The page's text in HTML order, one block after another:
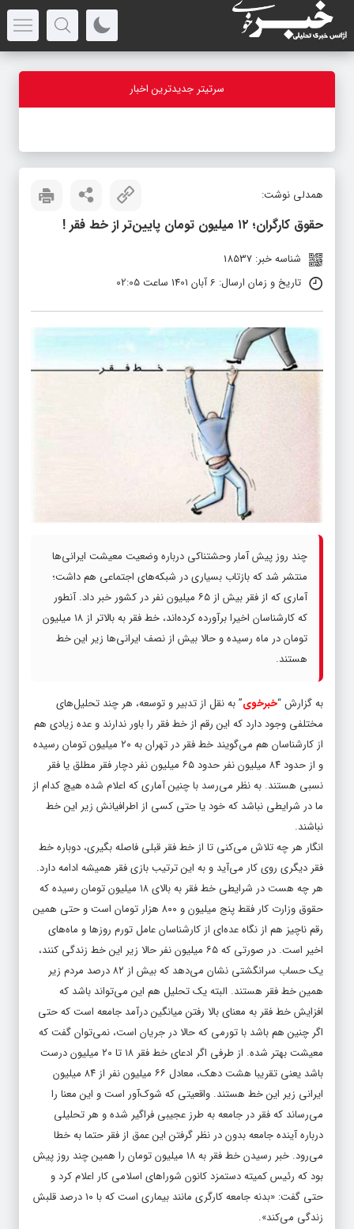
سرتیتر جدیدترین اخبار
همدلی نوشت:
حقوق کارگران؛ ۱۲ میلیون تومان پایین‌تر از خط فقر !
شناسه خبر: 18537
تاریخ و زمان ارسال: 6 آبان 1401 ساعت 02:05
چند روز پیش آمار وحشتناکی درباره وضعیت معیشت ایرانی‌ها
منتشر شد که بازتاب بسیاری در شبکه‌های اجتماعی هم داشت؛
آماری که از فقر بیش از ۶۵ میلیون نفر در کشور خبر داد. آنطور
که کارشناسان اخیرا برآورده کرده‌اند، خط فقر به بالاتر از ۱۸ میلیون
تومان در ماه رسیده و حالا بیش از نصف ایرانی‌ها زیر این خط
هستند.
به گزارش “خبرخوی” به نقل از تدبیر و توسعه، هر چند تحلیل‌های
مختلفی وجود دارد که این رقم از خط فقر را باور ندارند و عده زیادی هم
از کارشناسان هم می‌گویند خط فقر در تهران به ۲۰ میلیون تومان رسیده
و از حدود ۸۴ میلیون نفر حدود ۶۵ میلیون نفر دچار فقر مطلق یا فقر
نسبی هستند. به نظر می‌رسد با چنین آماری که اعلام شده هیچ کدام از
ما در شرایطی نباشد که خود یا حتی کسی از اطرافیانش زیر این خط
نباشند.
انگار هر چه تلاش می‌کنی تا از خط فقر قبلی فاصله بگیری، دوباره خط
فقر دیگری روی کار می‌آید و به این ترتیب بازی فقر همیشه ادامه دارد.
هر چه هست در شرایطی خط فقر به بالای ۱۸ میلیون تومان رسیده که
حقوق وزارت کار فقط پنج میلیون و ۸۰۰ هزار تومان است و حتی همین
رقم ناچیز هم از نگاه عده‌ای از کارشناسان عامل تورم روزها و ماه‌های
اخیر است. در صورتی که ۶۵ میلیون نفر حالا زیر این خط زندگی کنند،
یک حساب سرانگشتی نشان می‌دهد که بیش از ۸۲ درصد مردم زیر
همین خط فقر هستند. البته یک تحلیل هم این می‌تواند باشد که
افزایش خط فقر به معنای بالا رفتن میانگین درآمد جامعه است که حتی
اگر چنین هم باشد با تورمی که حالا در جریان است، نمی‌توان گفت که
معیشت بهتر شده. از طرفی اگر ادعای خط فقر ۱۸ تا ۲۰ میلیون درست
باشد یعنی تقریبا هشت دهک، معادل ۶۶ میلیون نفر از ۸۴ میلیون
ایرانی زیر این خط هستند. واقعیتی که شوک‌آور است و این معنا را
می‌رساند که فقر در جامعه به طرز عجیبی فراگیر شده و هر تحلیلی
درباره آینده جامعه بدون در نظر گرفتن این عمق از فقر حتما به خطا
می‌رود. خبر رسیدن خط فقر به ۱۸ میلیون تومان را همین چند روز پیش
بود که رئیس کمیته دستمزد کانون شوراهای اسلامی کار اعلام کرد و
حتی گفت: «بدنه جامعه کارگری مانند بیماری است که با ۱۰ درصد قلبش
زندگی می‌کند».